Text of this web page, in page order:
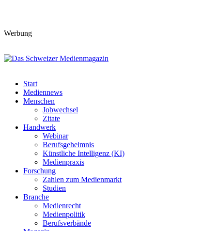
Werbung
Start
Mediennews
Menschen
Jobwechsel
Zitate
Handwerk
Webinar
Berufsgeheimnis
Künstliche Intelligenz (KI)
Medienpraxis
Forschung
Zahlen zum Medienmarkt
Studien
Branche
Medienrecht
Medienpolitik
Berufsverbände